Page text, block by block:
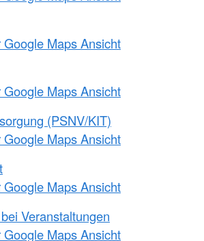
Google Maps Ansicht
Google Maps Ansicht
(PSNV/KIT)
Google Maps Ansicht
Google Maps Ansicht
Veranstaltungen
Google Maps Ansicht